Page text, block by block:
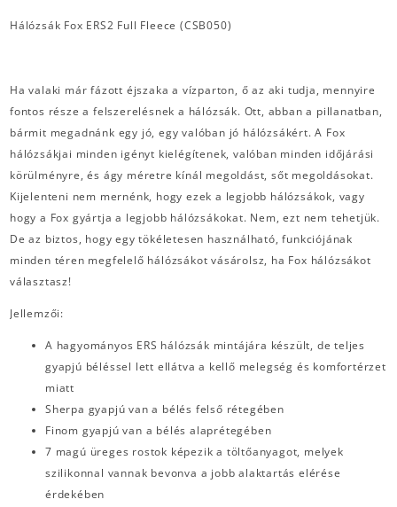
Hálózsák Fox ERS2 Full Fleece (CSB050)
Ha valaki már fázott éjszaka a vízparton, ő az aki tudja, mennyire
fontos része a felszerelésnek a hálózsák. Ott, abban a pillanatban,
bármit megadnánk egy jó, egy valóban jó hálózsákért. A Fox
hálózsákjai minden igényt kielégítenek, valóban minden időjárási
körülményre, és ágy méretre kínál megoldást, sőt megoldásokat.
Kijelenteni nem mernénk, hogy ezek a legjobb hálózsákok, vagy
hogy a Fox gyártja a legjobb hálózsákokat. Nem, ezt nem tehetjük.
De az biztos, hogy egy tökéletesen használható, funkciójának
minden téren megfelelő hálózsákot vásárolsz, ha Fox hálózsákot
választasz!
Jellemzői:
A hagyományos ERS hálózsák mintájára készült, de teljes
gyapjú béléssel lett ellátva a kellő melegség és komfortérzet
miatt
Sherpa gyapjú van a bélés felső rétegében
Finom gyapjú van a bélés alaprétegében
7 magú üreges rostok képezik a töltőanyagot, melyek
szilikonnal vannak bevonva a jobb alaktartás elérése
érdekében